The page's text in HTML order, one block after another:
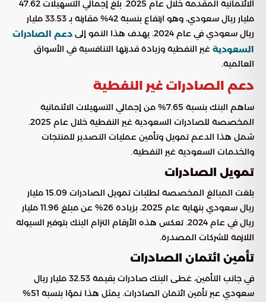
الائتمانية المقدمة خلال عام 2025. بلغ إجمالي التسهيلات 47.62
مليار ريال سعودي، وهو ارتفاع بنسبة 42% مقارنة بـ 33.53 مليار
ريال سعودي في عام 2024. يهدف هذا النمو إلى
دعم الصادرات
السعودية غير النفطية وزيادة قدرتها التنافسية في الأسواق
العالمية.
دعم الصادرات غير النفطية
ساهم البنك بنسبة 7.65% من إجمالي التسهيلات الائتمانية
المخصصة للصادرات السعودية غير النفطية خلال عام 2025.
شمل هذا الدعم تمويل وتأمين عمليات التصدير للمنتجات
والخدمات السعودية غير النفطية.
تمويل الصادرات
بلغت المبالغ المخصصة لطلبات تمويل الصادرات 15.09 مليار
ريال سعودي بنهاية عام 2025، بزيادة 26% عن مبلغ 11.96 مليار
ريال في عام 2024. تعكس هذه الأرقام التزام البنك بتوفير السيولة
اللازمة للشركات المصدرة.
تأمين ائتمان الصادرات
في جانب التأمين، غطى البنك صادرات بقيمة 32.53 مليار ريال
سعودي عبر تأمين ائتمان الصادرات. يمثل هذا نموًا بنسبة 51%